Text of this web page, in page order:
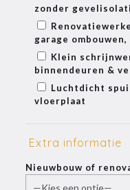
zonder
garage ombouwen,
Klein
binnendeuren &
Luchtdicht
vloerplaat
Extra informatie
Nieuwbouw of